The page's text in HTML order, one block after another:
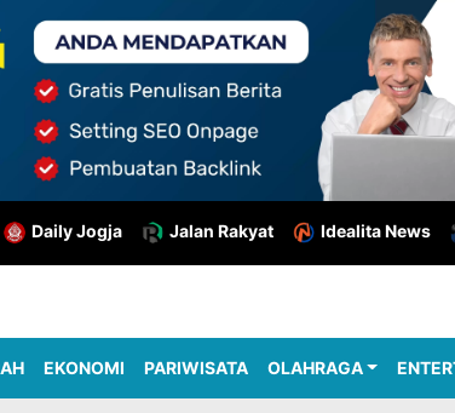
Daily Jogja Jalan Rakyat Idealita News
EKONOMI PARIWISATA OLAHRAGA